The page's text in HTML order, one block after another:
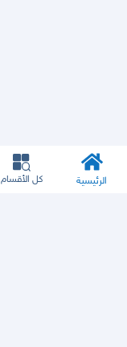
الرئيسية كل الأقسام